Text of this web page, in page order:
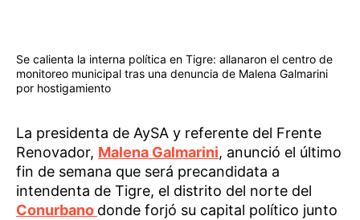
Se calienta la interna política en Tigre: allanaron el centro de
monitoreo municipal tras una denuncia de Malena Galmarini
por hostigamiento
La presidenta de AySA y referente del Frente
Renovador, Malena Galmarini, anunció el último
fin de semana que será precandidata a
intendenta de Tigre, el distrito del norte del
Conurbano donde forjó su capital político junto